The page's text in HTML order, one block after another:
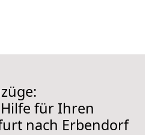
für Ihren
nach Erbendorf